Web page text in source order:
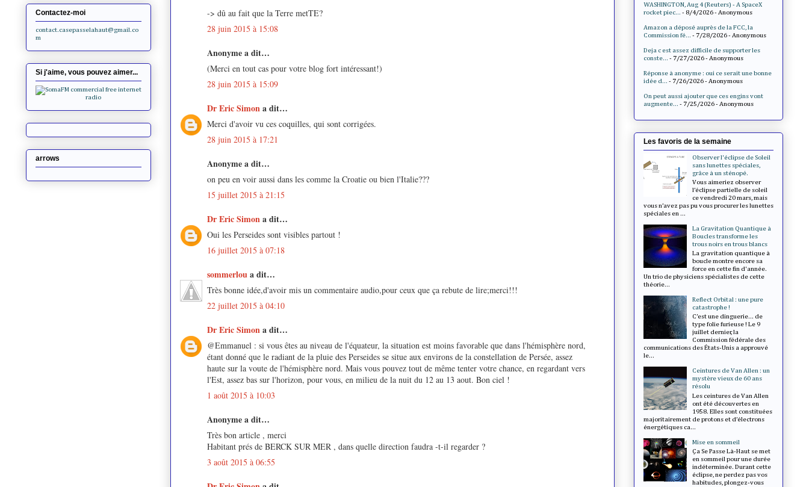
-> dû au fait que la Terre metTE?
28 juin 2015 à 15:08
Anonyme a dit…
(Merci en tout cas pour votre blog fort intéressant!)
28 juin 2015 à 15:09
Dr Eric Simona dit…
Merci d'avoir vu ces coquilles, qui sont corrigées.
28 juin 2015 à 17:21
Anonyme a dit…
on peu en voir aussi dans les comme la Croatie ou bien l'Italie???
15 juillet 2015 à 21:15
Dr Eric Simona dit…
Oui les Perseides sont visibles partout !
16 juillet 2015 à 07:18
sommerloua dit…
Très bonne idée,d'avoir mis un commentaire audio,pour ceux que ça rebute de lire;merci!!!
22 juillet 2015 à 04:10
Dr Eric Simona dit…
@Emmanuel : si vous êtes au niveau de l'équateur, la situation est moins favorable que dans l'hémisphère nord,
étant donné que le radiant de la pluie des Perseides se situe aux environs de la constellation de Persée, assez
haute sur la voute de l'hémisphère nord. Mais vous pouvez tout de même tenter votre chance, en regardant vers
l'Est, assez bas sur l'horizon, pour vous, en milieu de la nuit du 12 au 13 aout. Bon ciel !
1 août 2015 à 10:03
Anonyme a dit…
Très bon article , merci
Habitant prés de BERCK SUR MER , dans quelle direction faudra -t-il regarder ?
3 août 2015 à 06:55
Contactez-moi
contact.casepasselahaut@gmail.co
m
Si j'aime, vous pouvez aimer...
arrows
WASHINGTON, Aug 4 (Reuters) - A SpaceX
rocket piec... - 8/4/2026- Anonymous
Amazon a déposé auprès de la FCC, la
Commission fé... - 7/28/2026- Anonymous
Deja c est assez difficile de supporter les
conste... - 7/27/2026- Anonymous
Réponse à anonyme : oui ce serait une bonne
idée d... - 7/26/2026- Anonymous
On peut aussi ajouter que ces engins vont
augmente... - 7/25/2026- Anonymous
Les favoris de la semaine
Observer l'éclipse de Soleil
sans lunettes spéciales,
grâce à un sténopé.
Vous aimeriez observer
l’éclipse partielle de soleil
ce vendredi 20 mars, mais
vous n’avez pas pu vous procurer les lunettes
spéciales en ...
La Gravitation Quantique à
Boucles transforme les
trous noirs en trous blancs
La gravitation quantique à
boucle montre encore sa
force en cette fin d'année.
Un trio de physiciens spécialistes de cette
théorie...
Reflect Orbital : une pure
catastrophe !
C’est une dinguerie... de
type folie furieuse ! Le 9
juillet dernier, la
Commission fédérale des
communications des États-Unis a approuvé
le...
Ceintures de Van Allen : un
mystère vieux de 60 ans
résolu
Les ceintures de Van Allen
ont été découvertes en
1958. Elles sont constituées
majoritairement de protons et d’électrons
énergétiques ca...
Mise en sommeil
Ça Se Passe Là-Haut se met
en sommeil pour une durée
indéterminée. Durant cette
éclipse, ne perdez pas vos
habitudes, plongez-vous